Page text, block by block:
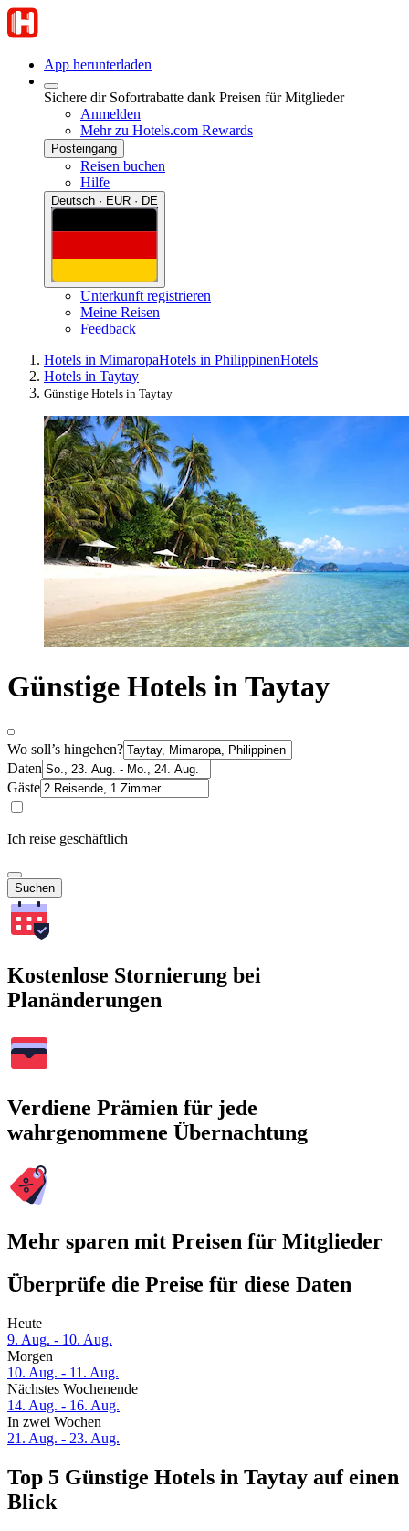
App herunterladen
Sichere dir Sofortrabatte dank Preisen für Mitglieder
Anmelden
Mehr zu Hotels.com Rewards
Posteingang
Reisen buchen
Hilfe
Deutsch · EUR · DE
Unterkunft registrieren
Meine Reisen
Feedback
Hotels in MimaropaHotels in PhilippinenHotels
Hotels in Taytay
Günstige Hotels in Taytay
Günstige Hotels in Taytay
Wo soll’s hingehen?
Daten
Gäste
Ich reise geschäftlich
Suchen
Kostenlose Stornierung bei
Planänderungen
Verdiene Prämien für jede
wahrgenommene Übernachtung
Mehr sparen mit Preisen für Mitglieder
Überprüfe die Preise für diese Daten
Heute
9. Aug. - 10. Aug.
Morgen
10. Aug. - 11. Aug.
Nächstes Wochenende
14. Aug. - 16. Aug.
In zwei Wochen
21. Aug. - 23. Aug.
Top 5 Günstige Hotels in Taytay auf einen
Blick